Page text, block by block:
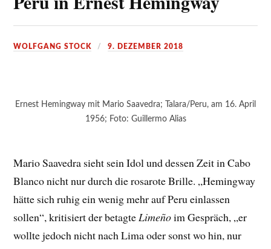
WOLFGANG STOCK 9. DEZEMBER 2018
Ernest Hemingway mit Mario Saavedra; Talara/Peru, am 16. April
1956; Foto: Guillermo Alias
Mario Saavedra sieht sein Idol und dessen Zeit in Cabo
Blanco nicht nur durch die rosarote Brille. „Hemingway
hätte sich ruhig ein wenig mehr auf Peru einlassen
sollen“, kritisiert der betagteLimeñoim Gespräch, „er
wollte jedoch nicht nach Lima oder sonst wo hin, nur